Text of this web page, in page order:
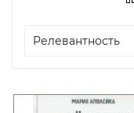
Релевантность